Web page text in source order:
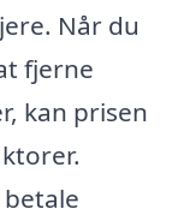
Når du
fjerne
kan prisen